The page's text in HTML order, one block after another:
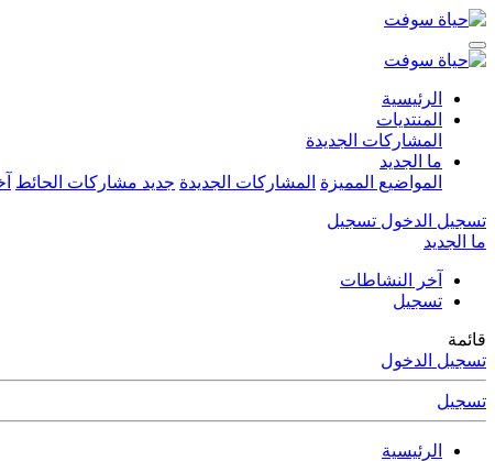
الرئيسية
المنتديات
المشاركات الجديدة
ما الجديد
المواضيع المميزة المشاركات الجديدة جديد مشاركات الحائط
تسجيل الدخول تسجيل
ما الجديد
آخر النشاطات
تسجيل
قائمة
تسجيل الدخول
تسجيل
الرئيسية